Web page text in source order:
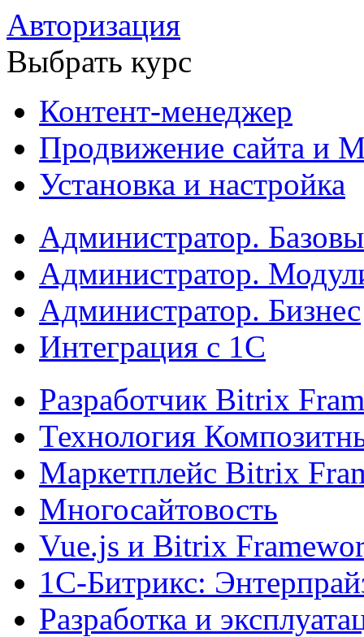
Авторизация
Выбрать курс
Контент-менеджер
Продвижение сайта и
Установка и настройка
Администратор.
Администратор.
Администратор. Бизнес
Интеграция с 1С
Разработчик Bitrix
Технология
Маркетплейс Bitrix
Многосайтовость
Vue.js и Bitrix
1С-Битрикс:
Разработка и